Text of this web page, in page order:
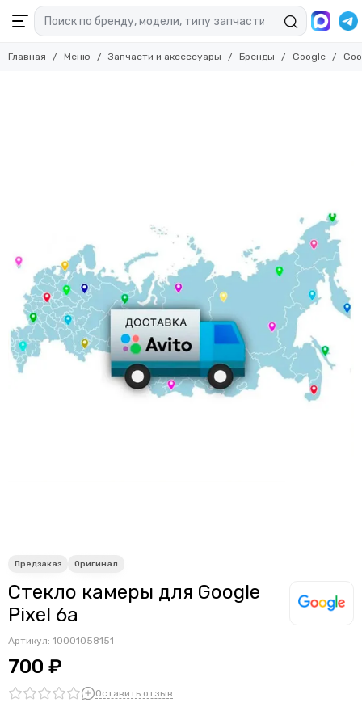
Главная Меню Запчасти и аксессуары Бренды Google
Стекло камеры для Google
Pixel 6a
Артикул: 10001058151
700 ₽
Оставить отзыв